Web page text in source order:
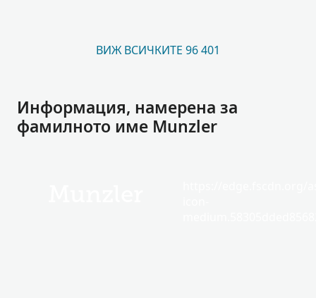
ВИЖ ВСИЧКИТЕ 96 401
Информация, намерена за
фамилното име Munzler